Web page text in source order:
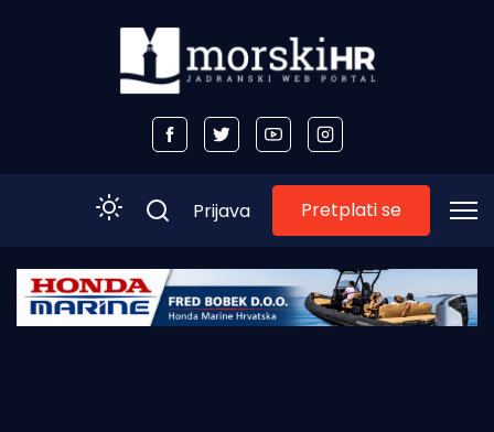
Početna
Prijava Pretplati se